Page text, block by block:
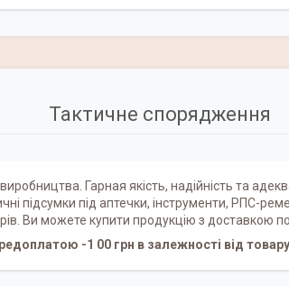
Тактичне спорядження
Гарная якість, надійність та
підсумки під аптечки, інструменти, РПС-
Ви можете купити продукцію з доставкою
-1 00 грн в залежності від товару